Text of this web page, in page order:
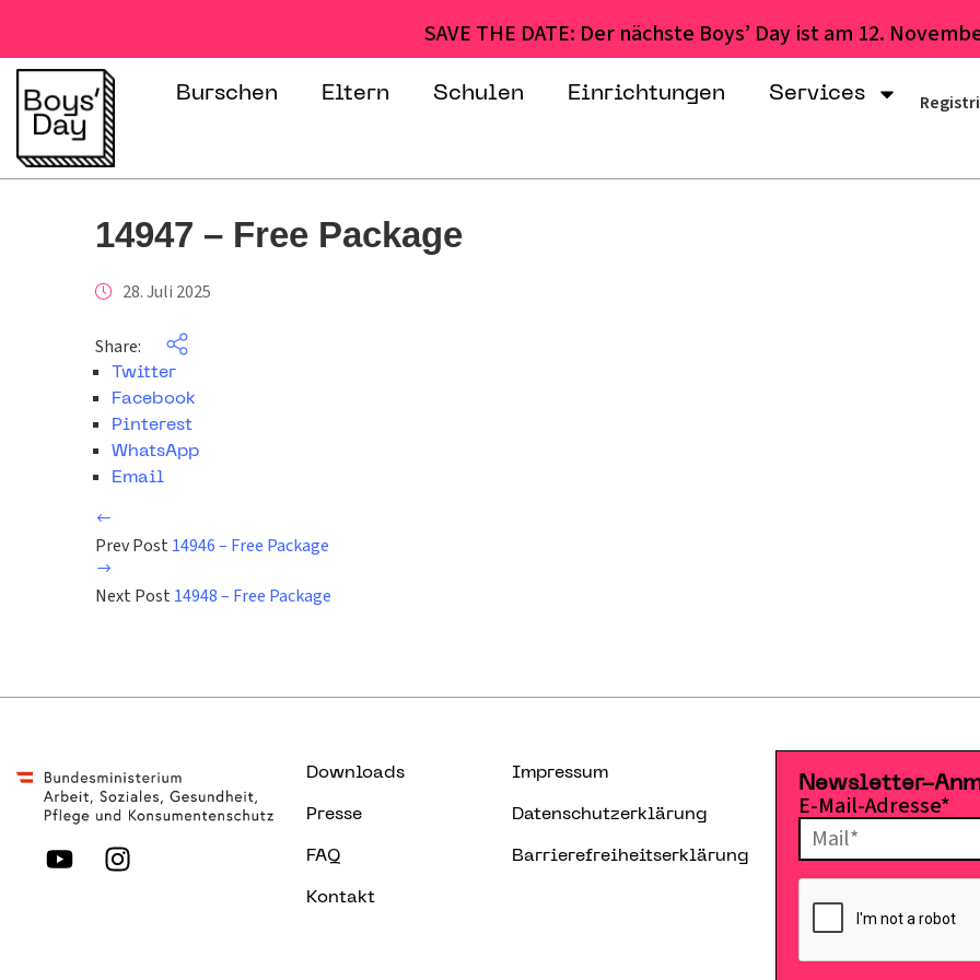
SAVE THE DATE: Der nächste Boys’ Day ist am 12.
Burschen Eltern Schulen Einrichtungen Services
14947 – Free Package
28. Juli 2025
Share:
Twitter
Facebook
Pinterest
WhatsApp
Email
Prev Post 14946 – Free Package
Next Post 14948 – Free Package
Downloads
Presse
FAQ
Kontakt
Impressum
Datenschutzerklärung
Barrierefreiheitserklärung
Newsletter-
E-Mail-Adresse*